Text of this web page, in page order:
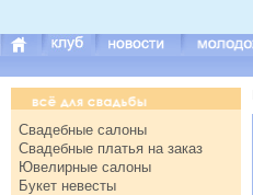
Свадебные салоны
Свадебные платья на заказ
Ювелирные салоны
Букет невесты